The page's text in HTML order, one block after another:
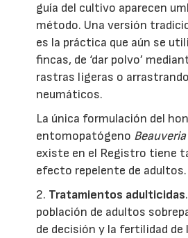
guía del cultivo aparecen
método. Una versión
es la práctica que aún se
fincas, de ‘dar polvo’
rastras ligeras o
neumáticos.
La única formulación del
entomopatógeno
existe en el Registro tiene
efecto repelente de adultos.
2. Tratamientos adulticidas
población de adultos
de decisión y la fertilidad de